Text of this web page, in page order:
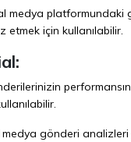
medya platformundaki
etmek için kullanılabilir.
gönderi